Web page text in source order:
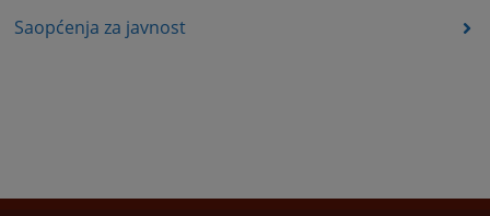
Saopćenja za javnost